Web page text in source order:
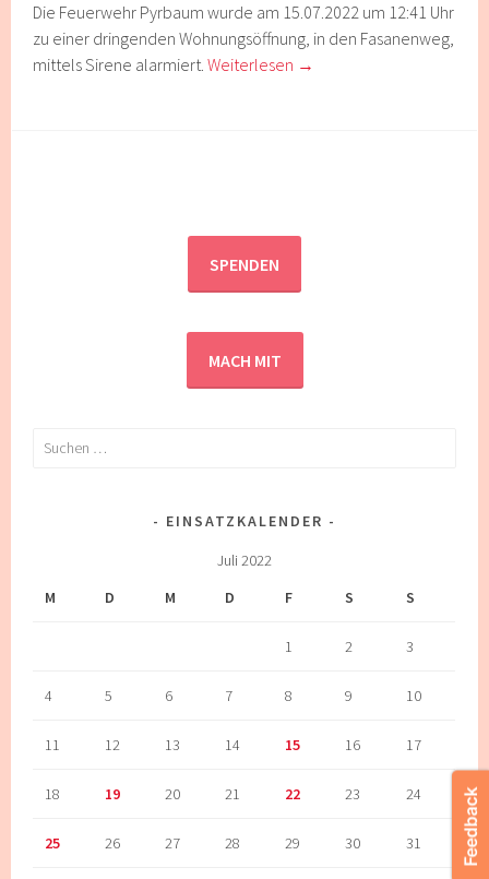
Die Feuerwehr Pyrbaum wurde am 15.07.2022 um 12:41 Uhr
zu einer dringenden Wohnungsöffnung, in den Fasanenweg,
mittels Sirene alarmiert.Weiterlesen →
SPENDEN
MACH MIT
Suchen
EINSATZKALENDER
Juli 2022
M
D M D F S S
1 2 3
4 5 6 7 8 9 10
11 12 13 14 15 16 17
18 19 20 21 22 23 24
25 26 27 28 29 30 31